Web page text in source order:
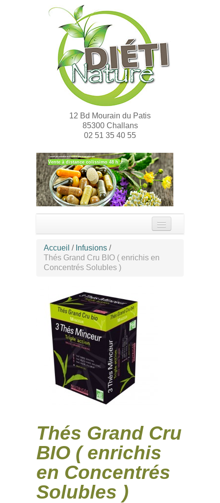
12 Bd Mourain du Patis
85300 Challans
02 51 35 40 55
Vente à distance colissimo 48 h
Conseil personnalisé en Phytothérapie Aromathérapie
Accueil
Spécialités
22 B Rue Carnot 85300
Challans 02 51 35 40 55
Accueil / Infusions /
Thés Grand Cru BIO ( enrichis en
Concentrés Solubles )
Thés Grand Cru
BIO ( enrichis
en Concentrés
Solubles )